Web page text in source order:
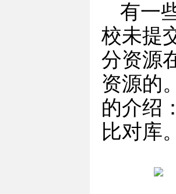
有一
校未提
分资源
资源的
的介绍
比对库